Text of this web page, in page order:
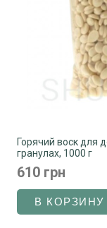
Горячий воск для
гранулах, 1000 г
610 грн